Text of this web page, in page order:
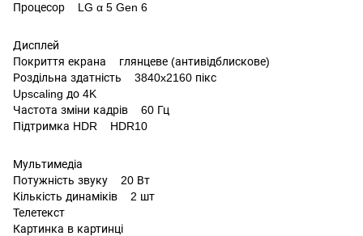
Процесор LG α 5 Gen 6
Дисплей
Покриття екрана глянцеве (антивідблискове)
Роздільна здатність 3840x2160 пікс
Upscaling до 4K
Частота зміни кадрів 60 Гц
Підтримка HDR HDR10
Мультимедіа
Потужність звуку 20 Вт
Кількість динаміків 2 шт
Телетекст
Картинка в картинці